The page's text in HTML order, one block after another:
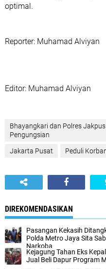
optimal.
Reporter: Muhamad Alviyan
Editor: Muhamad Alviyan
Bhayangkari dan Polres
Pengungsian‎
Jakarta Pusat Peduli
DIREKOMENDASIKAN
‎Pasangan Kekasih
Polda Metro Jaya Sita
Narkoba‎
‎Kejagung Tahan Eks
Jual Beli Dapur Program